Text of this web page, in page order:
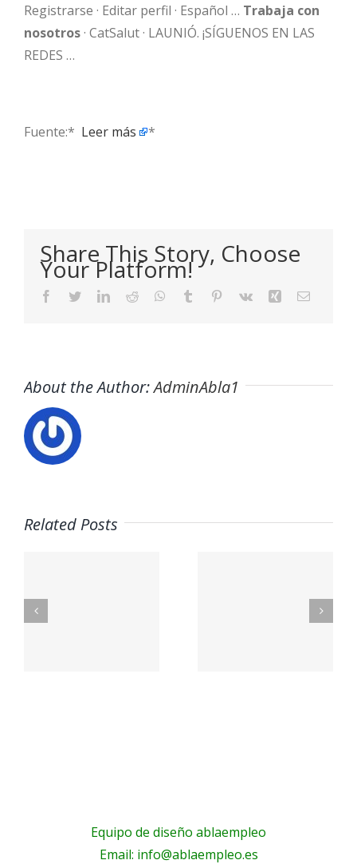
Registrarse · Editar perfil · Español … Trabaja con
nosotros· CatSalut · LAUNIÓ. ¡SÍGUENOS EN LAS
REDES …
Fuente:* ​ Leer más *
Share This Story, Choose
Your Platform!
Facebook
TwitterLinkedIn
Reddit WhatsApp
Tumblr Pinterest
Vk Xing Email
About the Author:AdminAbla1
Related Posts¿Buscas
Nosotros
Equipo de diseño ablaempleo
Email: info@ablaempleo.es